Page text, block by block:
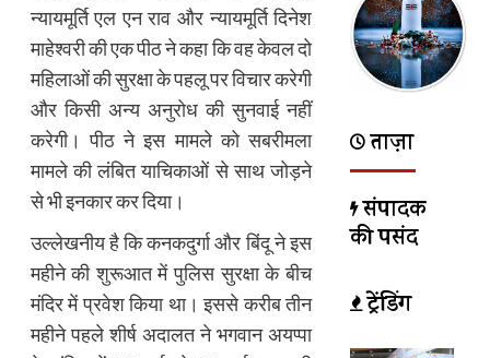
न्यायमूर्ति एल एन राव और न्यायमूर्ति दिनेश
माहेश्वरी की एक पीठ ने कहा कि वह केवल दो
महिलाओं की सुरक्षा के पहलू पर विचार करेगी
और किसी अन्य अनुरोध की सुनवाई नहीं
करेगी। पीठ ने इस मामले को सबरीमला
मामले की लंबित याचिकाओं से साथ जोड़ने
से भी इनकार कर दिया।
उल्लेखनीय है कि कनकदुर्गा और बिंदू ने इस
महीने की शुरूआत में पुलिस सुरक्षा के बीच
मंदिर में प्रवेश किया था। इससे करीब तीन
महीने पहले शीर्ष अदालत ने भगवान अयप्पा
ताज़ा
संपादक
की पसंद
ट्रेंडिंग